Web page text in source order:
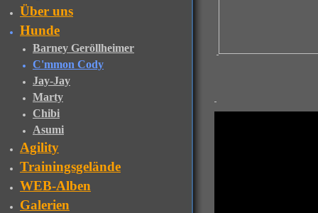
Über uns
Hunde
Barney Geröllheimer
C'mmon Cody
Jay-Jay
Marty
Chibi
Asumi
Agility
Trainingsgelände
WEB-Alben
Galerien